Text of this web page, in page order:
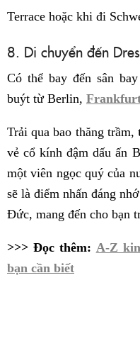
Terrace hoặc khi đi
8. Di chuyển đến
Có thể bay đến sân
buýt từ Berlin,
Trải qua bao thăng trầm,
vẻ cổ kính đậm dấu ấn
một viên ngọc quý của
sẽ là điểm nhấn đáng
Đức, mang đến cho bạn
>>> Đọc thêm: A-Z
bạn cần biết